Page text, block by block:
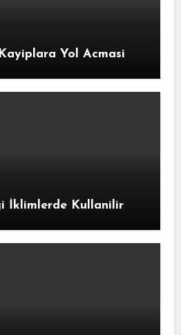
Yol Acmasi
İklimlerde Kullanilir